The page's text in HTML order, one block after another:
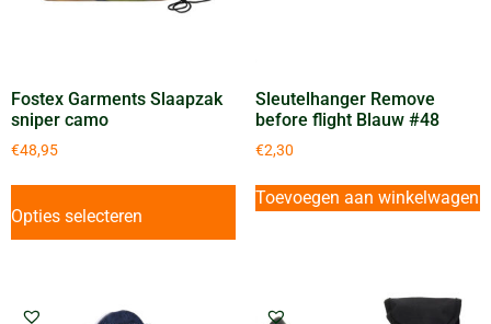
Fostex Garments Slaapzak
sniper camo
€48,95
Opties selecteren
Sleutelhanger Remove
before flight Blauw #48
€2,30
Toevoegen aan winkelwagen